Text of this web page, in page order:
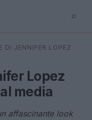
⌕
⌕
DI JENNIFER LOPEZ
Lopez
media
affascinante look